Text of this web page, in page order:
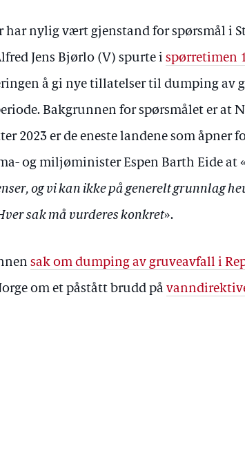
har nylig vært gjenstand for spørsmål i
Jens Bjørlo (V) spurte ispørretimen
å gi nye tillatelser til dumping av
Bakgrunnen for spørsmålet er at
2023 er de eneste landene som åpner
og miljøminister Espen Barth Eide at «
og vi kan ikke på generelt grunnlag
sak må vurderes konkret».
sak om dumping av gruveavfall i
om et påstått brudd på